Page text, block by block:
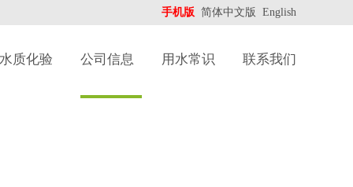
手机版 简体中文版 English
水质化验 公司信息 用水常识 联系我们